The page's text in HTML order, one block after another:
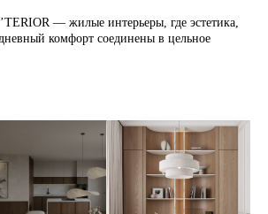
— жилые интерьеры, где эстетика,
комфорт соединены в цельное